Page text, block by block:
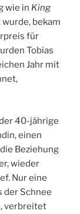
wie in King
bekam
für
Tobias
Jahr mit
40-jährige
einen
Beziehung
wieder
Nur eine
der Schnee
verbreitet